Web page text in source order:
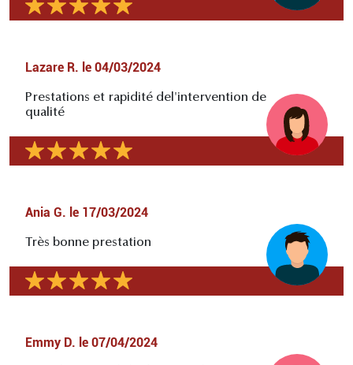
Lazare R. le 04/03/2024
Prestations et rapidité del'intervention de
qualité
Ania G. le 17/03/2024
Très bonne prestation
Emmy D. le 07/04/2024